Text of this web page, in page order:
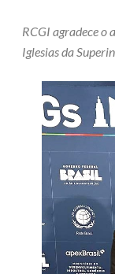
RCGI agradece o
Iglesias da